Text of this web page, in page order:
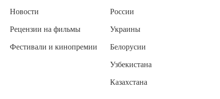
Новости
Рецензии на фильмы
Фестивали и кинопремии
России
Украины
Белорусии
Узбекистана
Казахстана